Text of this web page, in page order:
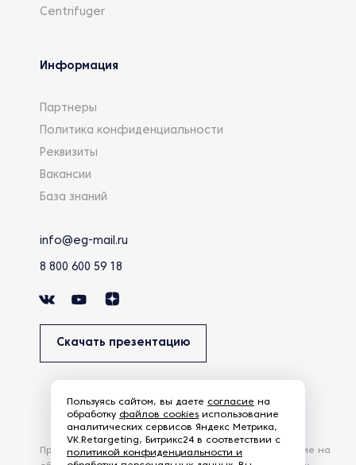
Centrifuger
Информация
Партнеры
Политика конфиденциальности
Реквизиты
Вакансии
База знаний
info@eg-mail.ru
8 800 600 59 18
Скачать презентацию
Продолжая использовать наш сайт, вы даете согласие на
Пользуясь сайтом, вы даете согласие на
обработку файлов cookies использование
аналитических сервисов Яндекс Метрика,
VK.Retargeting, Битрикс24 в соответствии с
политикой конфиденциальности и